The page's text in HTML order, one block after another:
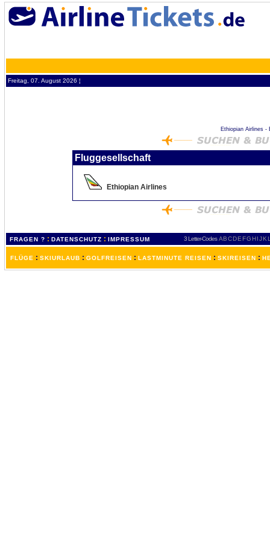
Freitag, 07. August 2026 ¦
Ethiopian Airlines -
Fluggesellschaft
Ethiopian Airlines
FRAGEN ? : DATENSCHUTZ : IMPRESSUM 3 Letter-Codes ABCDEFGH IJKL
FLÜGE : SKIURLAUB : GOLFREISEN : LASTMINUTE REISEN : SKIREISEN :